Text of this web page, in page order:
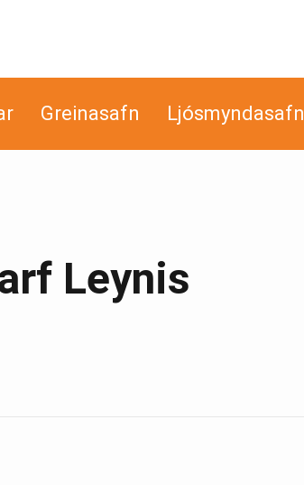
Greinasafn Ljósmyndasafn
Leynis